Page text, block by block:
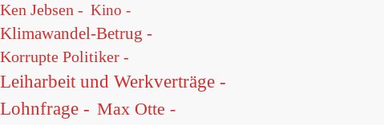
Ken Jebsen - Kino -
Klimawandel-Betrug -
Korrupte Politiker -
Leiharbeit und Werkverträge -
Lohnfrage - Max Otte -